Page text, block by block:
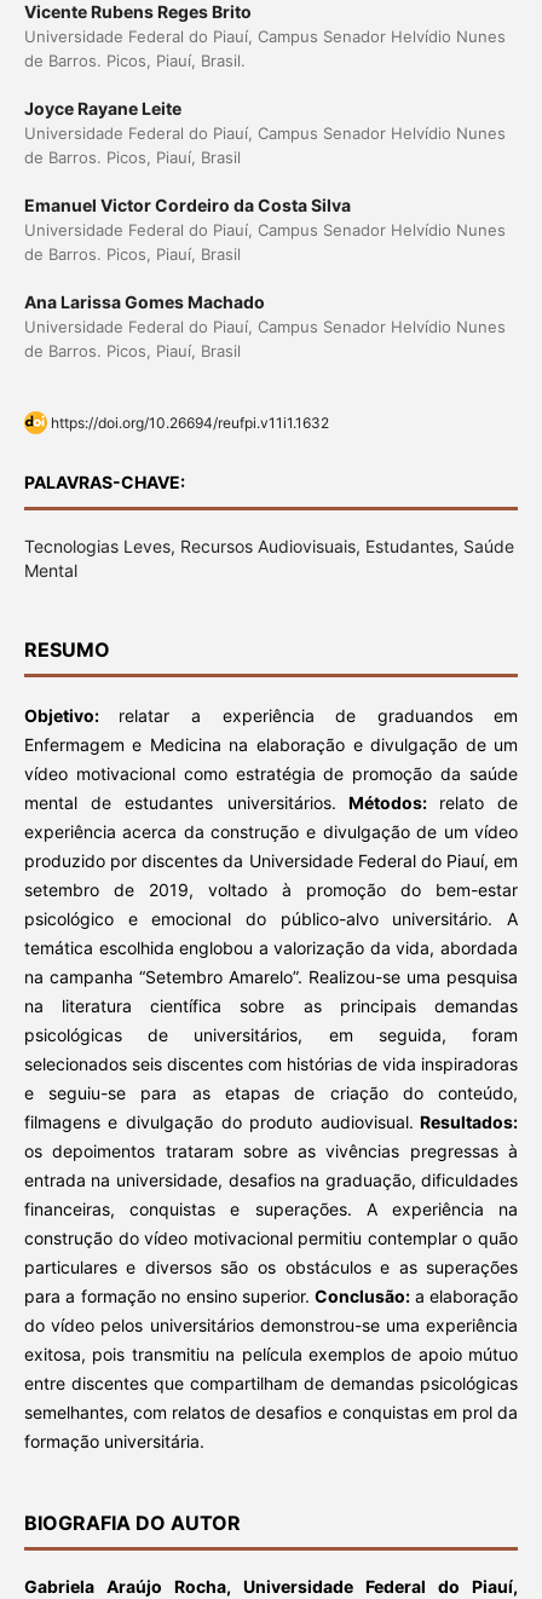
Vicente Rubens Reges Brito
Universidade Federal do Piauí, Campus Senador Helvídio Nunes
de Barros. Picos, Piauí, Brasil.
Joyce Rayane Leite
Universidade Federal do Piauí, Campus Senador Helvídio Nunes
de Barros. Picos, Piauí, Brasil
Emanuel Victor Cordeiro da Costa Silva
Universidade Federal do Piauí, Campus Senador Helvídio Nunes
de Barros. Picos, Piauí, Brasil
Ana Larissa Gomes Machado
Universidade Federal do Piauí, Campus Senador Helvídio Nunes
de Barros. Picos, Piauí, Brasil
https://doi.org/10.26694/reufpi.v11i1.1632
PALAVRAS-CHAVE:
Tecnologias Leves, Recursos Audiovisuais, Estudantes, Saúde
Mental
RESUMO
Objetivo: relatar a experiência de graduandos em
Enfermagem e Medicina na elaboração e divulgação de um
vídeo motivacional como estratégia de promoção da saúde
mental de estudantes universitários. Métodos: relato de
experiência acerca da construção e divulgação de um vídeo
produzido por discentes da Universidade Federal do Piauí, em
setembro de 2019, voltado à promoção do bem-estar
psicológico e emocional do público-alvo universitário. A
temática escolhida englobou a valorização da vida, abordada
na campanha “Setembro Amarelo”. Realizou-se uma pesquisa
na literatura científica sobre as principais demandas
psicológicas de universitários, em seguida, foram
selecionados seis discentes com histórias de vida inspiradoras
e seguiu-se para as etapas de criação do conteúdo,
filmagens e divulgação do produto audiovisual. Resultados:
os depoimentos trataram sobre as vivências pregressas à
entrada na universidade, desafios na graduação, dificuldades
financeiras, conquistas e superações. A experiência na
construção do vídeo motivacional permitiu contemplar o quão
particulares e diversos são os obstáculos e as superações
para a formação no ensino superior.Conclusão: a elaboração
do vídeo pelos universitários demonstrou-se uma experiência
exitosa, pois transmitiu na película exemplos de apoio mútuo
entre discentes que compartilham de demandas psicológicas
semelhantes, com relatos de desafios e conquistas em prol da
formação universitária.
BIOGRAFIA DO AUTOR
Gabriela Araújo Rocha, Universidade Federal do Piauí,